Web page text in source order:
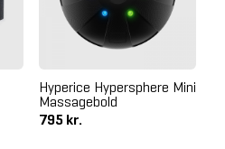
Hyperice Hypersphere Mini
Massagebold
795 kr.